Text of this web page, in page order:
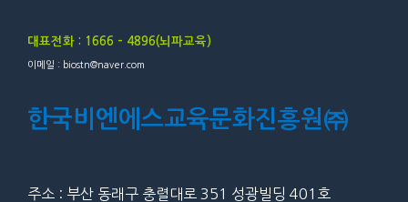
대표전화 : 1666 – 4896(뇌파교육)
이메일 : biostn@naver.com
한국비엔에스교육문화진흥원㈜
주소 : 부산 동래구 충렬대로 351 성광빌딩 401호